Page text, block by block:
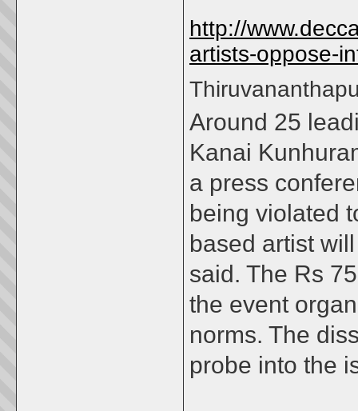
http://
artists-oppose-
Around 25
Kanai
a press
being violated
based artist
said. The Rs
the event
norms. The
probe into the